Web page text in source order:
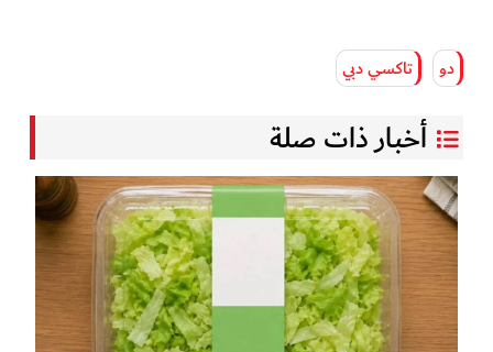
دو تاكسي دبي
أخبار ذات صلة